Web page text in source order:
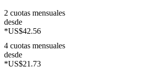
2 cuotas mensuales
desde
*US$42.56
4 cuotas mensuales
desde
*US$21.73